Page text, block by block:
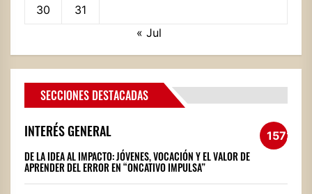
30
31
« Jul
SECCIONES DESTACADAS
INTERÉS GENERAL 1572
DE LA IDEA AL IMPACTO: JÓVENES, VOCACIÓN Y EL VALOR DE
APRENDER DEL ERROR EN “ONCATIVO IMPULSA”